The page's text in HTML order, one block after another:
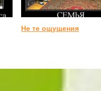
Не те ощущения